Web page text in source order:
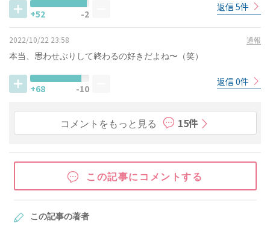
+52 -2
返信 5件
2022/10/22 23:58 通報
本当、思わせぶりして終わるの好きだよね〜（笑）
+68 -10
返信 0件
コメントをもっと見る 15件
この記事にコメントする
この記事の著者